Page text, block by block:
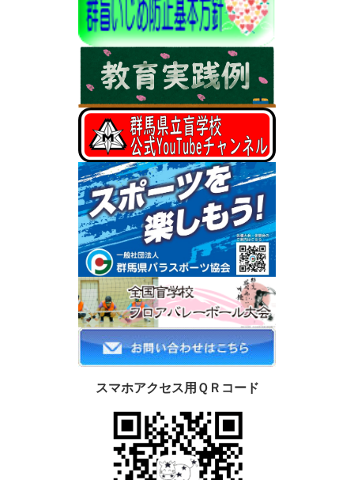
スマホアクセス用ＱＲコード